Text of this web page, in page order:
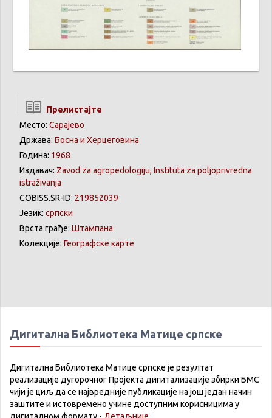
Прелистајте
Место: Сарајево
Држава: Босна и Херцеговина
Година: 1968
Издавач: Zavod za agropedologiju, Instituta za poljoprivredna
istraživanja
COBISS.SR-ID: 219852039
Језик: српски
Врста грађе: Штампана
Колекције: Географске карте
Дигитална Библиотека Матице српске
Дигитална Библиотека Матице српске је резултат
реализације дугорочног Пројекта дигитализације збирки БМС
чији је циљ да се највредније публикације на још један начин
заштите и истовремено учине доступним корисницима у